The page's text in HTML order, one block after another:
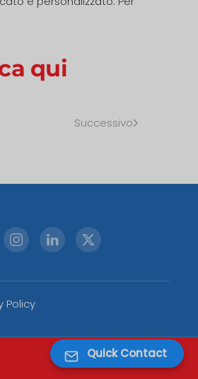
qui
Successivo
Policy
Quick Contact